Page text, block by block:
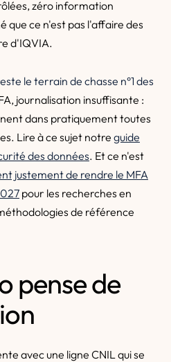
zéro information
que ce n'est pas l'affaire des
d'IQVIA.
le terrain de chasse n°1 des
journalisation insuffisante :
dans pratiquement toutes
Lire à ce sujet notre guide
des données. Et ce n'est
justement de rendre le MFA
pour les recherches en
de référence
pense de
avec une ligne CNIL qui se